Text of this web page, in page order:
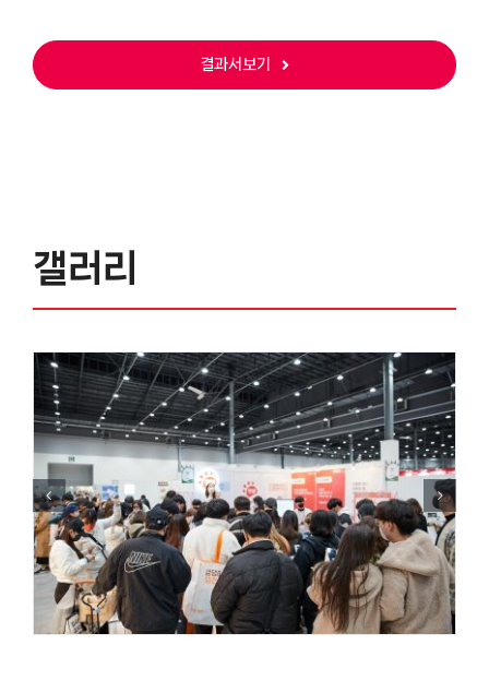
결과서보기
갤러리